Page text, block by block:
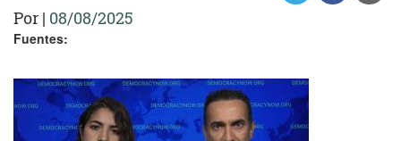
Por | 08/08/2025
Fuentes: